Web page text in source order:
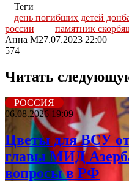
Теги
день погибших детей
россии
памятник
Анна М27.07.2023 22:00
574
Читать
РОССИЯ
06.08.2026 19:09
Цветы для ВСУ
главы МИД
вопросы в РФ